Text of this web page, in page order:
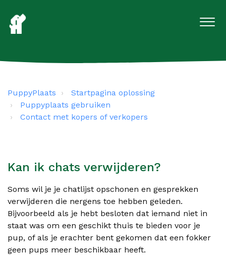
PuppyPlaats
Startpagina oplossing
Puppyplaats gebruiken
Contact met kopers of verkopers
Kan ik chats verwijderen?
Soms wil je je chatlijst opschonen en gesprekken
verwijderen die nergens toe hebben geleden.
Bijvoorbeeld als je hebt besloten dat iemand niet in
staat was om een geschikt thuis te bieden voor je
pup, of als je erachter bent gekomen dat een fokker
geen pups meer beschikbaar heeft.